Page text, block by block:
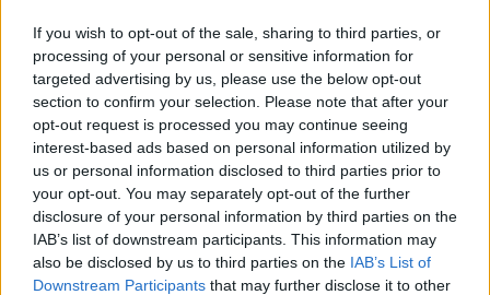
If you wish to opt-out of the sale, sharing to third parties, or
processing of your personal or sensitive information for
targeted advertising by us, please use the below opt-out
section to confirm your selection. Please note that after your
opt-out request is processed you may continue seeing
interest-based ads based on personal information utilized by
us or personal information disclosed to third parties prior to
your opt-out. You may separately opt-out of the further
disclosure of your personal information by third parties on the
IAB’s list of downstream participants. This information may
also be disclosed by us to third parties on the IAB’s List of
Downstream Participants that may further disclose it to other
átalakítása, mivel a korábbi különálló megoldás helyett egy
nagy, panorámás kijelző jelent meg, amely vizuálisan
egyesíti a 11,9 colos digitális műszeregységet és a 12,8
colos infotainment képernyőt, így az egész rendszer
modernebb és egységesebb megjelenést kapott.
Ezen felül először jelenik meg ebben a szegmensben egy
opcionális, 12 colos utasoldali kijelző, amely az Audi eddigi
legnagyobb ilyen megoldása, és különösen a hosszabb